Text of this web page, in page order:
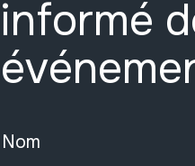
informé
Nom